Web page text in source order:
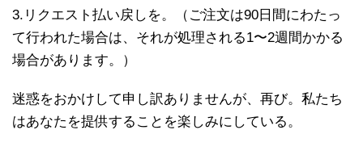
3.リクエスト払い戻しを。（ご注文は90日間にわたっ
て行われた場合は、それが処理される1〜2週間かかる
場合があります。）
迷惑をおかけして申し訳ありませんが、再び。私たち
はあなたを提供することを楽しみにしている。